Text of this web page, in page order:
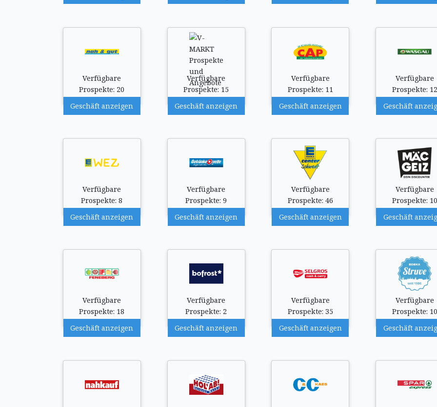
Verfügbare
Prospekte: 20
Geschäft anzeigen
Verfügbare
Prospekte: 15
Geschäft anzeigen
Verfügbare
Prospekte: 11
Geschäft anzeigen
Verfügbare
Prospekte: 12
Geschäft
Verfügbare
Prospekte: 8
Geschäft anzeigen
Verfügbare
Prospekte: 9
Geschäft anzeigen
Verfügbare
Prospekte: 46
Geschäft anzeigen
Verfügbare
Prospekte: 10
Geschäft
Verfügbare
Prospekte: 18
Geschäft anzeigen
Verfügbare
Prospekte: 2
Geschäft anzeigen
Verfügbare
Prospekte: 35
Geschäft anzeigen
Verfügbare
Prospekte: 10
Geschäft